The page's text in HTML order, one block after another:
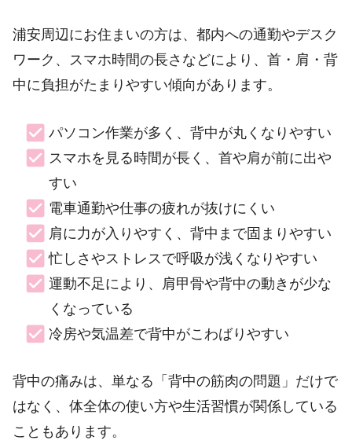
浦安周辺にお住まいの方は、都内への通勤やデスク
ワーク、スマホ時間の長さなどにより、首・肩・背
中に負担がたまりやすい傾向があります。
パソコン作業が多く、背中が丸くなりやすい
スマホを見る時間が長く、首や肩が前に出や
すい
電車通勤や仕事の疲れが抜けにくい
肩に力が入りやすく、背中まで固まりやすい
忙しさやストレスで呼吸が浅くなりやすい
運動不足により、肩甲骨や背中の動きが少な
くなっている
冷房や気温差で背中がこわばりやすい
背中の痛みは、単なる「背中の筋肉の問題」だけで
はなく、体全体の使い方や生活習慣が関係している
こともあります。